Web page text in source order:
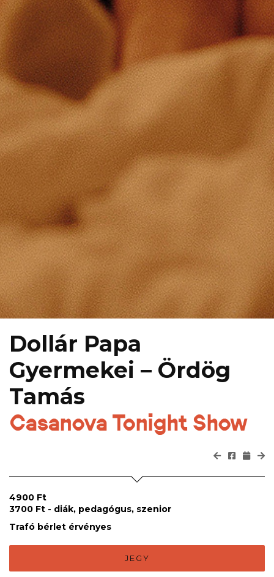
Dollár Papa
Gyermekei – Ördög
Tamás
Casanova Tonight Show
4900 Ft
3700 Ft - diák, pedagógus, szenior
Trafó bérlet érvényes
JEGY